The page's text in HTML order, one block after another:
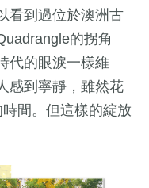
看到過位於澳洲古
的拐角
代的眼淚一樣維
感到寧靜，雖然花
間。但這樣的綻放